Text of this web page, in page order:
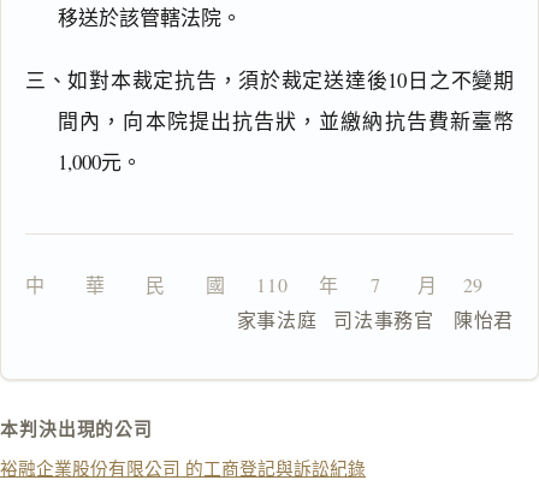
移送於該管轄法院。
三、如對本裁定抗告，須於裁定送達後10日之不變期
間內，向本院提出抗告狀，並繳納抗告費新臺幣
1,000元。
中　　華　　民　　國　  110 　 年　  7  　 月　 29　  日
                  家事法庭   司法事務官　陳怡君
本判決出現的公司
裕融企業股份有限公司 的工商登記與訴訟紀錄
一
全